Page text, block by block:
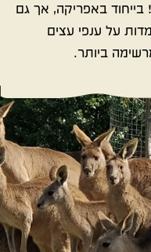
בייחוד באפריקה, אך גם
על ענפי עצים
ביותר.